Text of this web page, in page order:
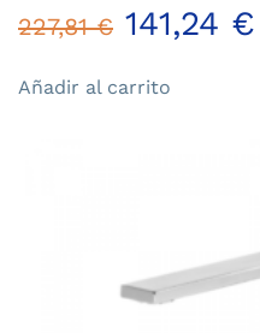
227,81€ El
precio
141,24 €
Añadir al carrito